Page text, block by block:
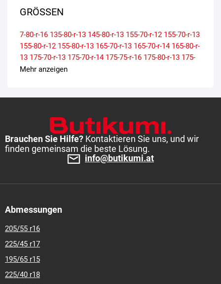
GRÖSSEN
7-80-r-16 135-80-r-13 145-80-r-13 155-70-r-12 155-70-r-13
155-80-r-12 155-80-r-13 165-70-r-13 165-70-r-14 165-80-r-
13 175-70-r-13 175-70-r-14 175-75-r-16 175-80-r-13 175-
80-r-16 185-60-r-12
215-70-r-16 215-75-r-14 215-75-r-16 225-65-r-16
70-r-15 225-75-r-16 235-65-r-16
Mehr anzeigen
Brauchen Sie Hilfe? Kontaktieren Sie uns, und wir
finden gemeinsam die beste Lösung.
info@butikumi.at
Abmessungen
205/55 r16
225/45 r17
195/65 r15
225/40 r18